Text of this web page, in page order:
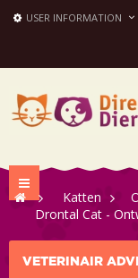
USER INFORMATION
Toggle
navigation
> Katten >
Drontal Cat -
VETERINAIR